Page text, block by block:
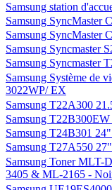
Samsung station
Samsung SyncMaster
Samsung SyncMaster
Samsung Syncmaster
Samsung Syncmaster
Samsung Système de
3022WP/ EX
Samsung T22A300
Samsung
Samsung T24B301
Samsung T27A550
Samsung Toner MLT-
3405 & ML-2165 -